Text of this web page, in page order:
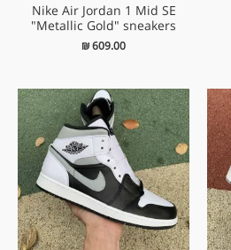
Nike Air Jordan 1 Mid SE
"Metallic Gold" sneakers
₪609.00